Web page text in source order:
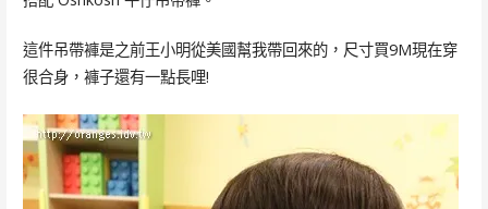
這件吊帶褲是之前王小明從美國幫我帶回來的，尺寸買9M現在穿
很合身，褲子還有一點長哩!